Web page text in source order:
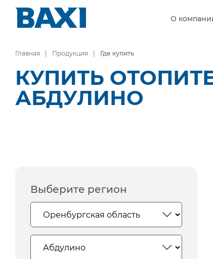
О
Главная Продукция Где купить
КУПИТЬ
АБДУЛИНО
Выберите регион